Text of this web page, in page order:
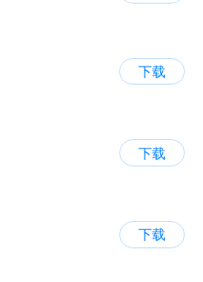
下载
下载
下载